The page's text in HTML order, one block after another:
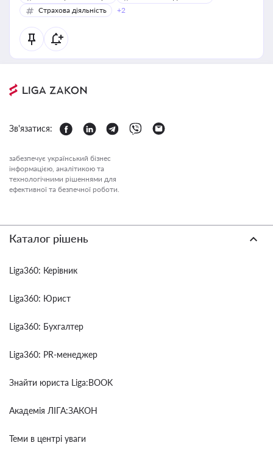
Страхова діяльність
+2
Зв'язатися:
забезпечує український бізнес
інформацією, аналітикою та
технологічними рішеннями для
ефективної та безпечної роботи.
Каталог рішень
Liga360: Керівник
Liga360: Юрист
Liga360: Бухгалтер
Liga360: PR-менеджер
Знайти юриста Liga:BOOK
Академія ЛІГА:ЗАКОН
Теми в центрі уваги